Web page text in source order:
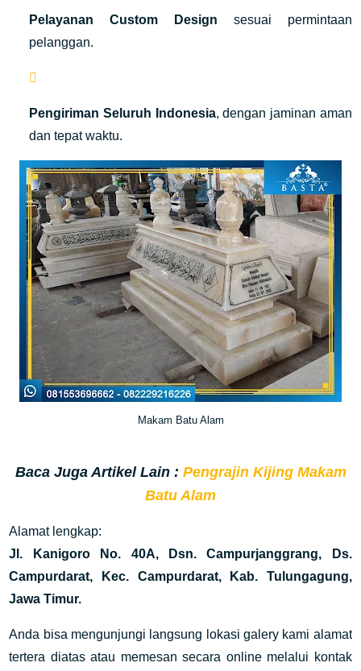
Pelayanan Custom Design sesuai permintaan
pelanggan.
Pengiriman Seluruh Indonesia, dengan jaminan aman
dan tepat waktu.
Makam Batu Alam
Baca Juga Artikel Lain : Pengrajin Kijing Makam
Batu Alam
Alamat lengkap:
Jl. Kanigoro No. 40A, Dsn. Campurjanggrang, Ds.
Campurdarat, Kec. Campurdarat, Kab. Tulungagung,
Jawa Timur.
Anda bisa mengunjungi langsung lokasi galery kami alamat
tertera diatas atau memesan secara online melalui kontak